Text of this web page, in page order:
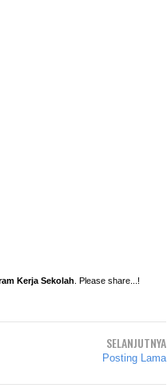
Kerja Sekolah . Please share...!
SELANJUTNYA
Posting Lama